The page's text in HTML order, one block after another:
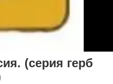
(серия герб